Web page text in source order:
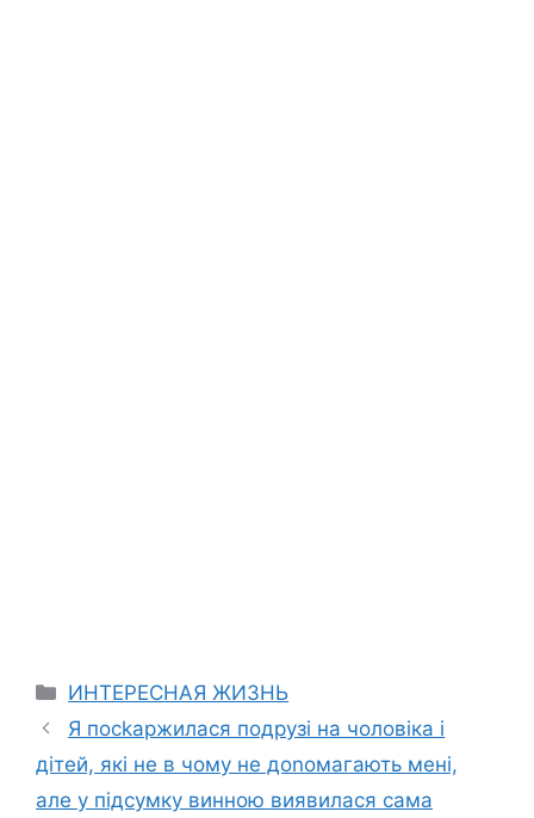
Categories
ИНТЕРЕСНАЯ ЖИЗНЬ
Я посkаржилася подрузі на чоловіка і
дітей, які не в чому не доnомагають мені,
але у підсумку винною виявилася сама